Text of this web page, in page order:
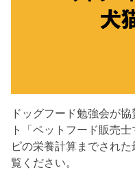
ドッグフード勉強会が
ト「ペットフード販売
ピの栄養計算までされ
覧ください。